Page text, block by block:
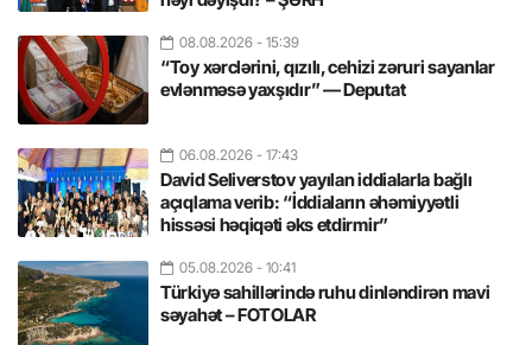
08.08.2026 - 15:39
“Toy xərclərini, qızılı, cehizi zəruri sayanlar
evlənməsə yaxşıdır” — Deputat
06.08.2026 - 17:43
David Seliverstov yayılan iddialarla bağlı
açıqlama verib: “İddiaların əhəmiyyətli
hissəsi həqiqəti əks etdirmir”
05.08.2026 - 10:41
Türkiyə sahillərində ruhu dinləndirən mavi
səyahət – FOTOLAR